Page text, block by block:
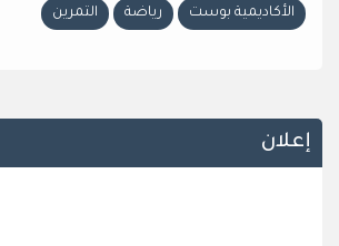
الأكاديمية بوست رياضة التمرين
إعلان